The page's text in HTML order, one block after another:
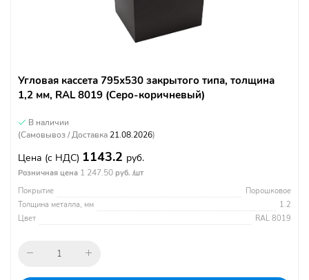
Угловая кассета 795х530 закрытого типа, толщина
1,2 мм, RAL 8019 (Серо-коричневый)
В наличии
(Самовывоз / Доставка 21.08.2026)
Цена (с НДС) 1143.2 руб.
Розничная цена 1 247.50 руб. /шт
Покрытие
Порошковое
Толщина металла, мм
1.2
Цвет
RAL 8019